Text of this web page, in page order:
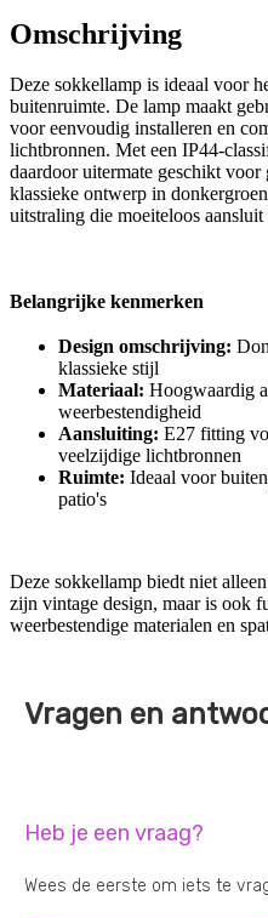
Omschrijving
Deze sokkellamp is ideaal voor
buitenruimte. De lamp maakt
voor eenvoudig installeren en
lichtbronnen. Met een IP44-
daardoor uitermate geschikt
klassieke ontwerp in
uitstraling die moeiteloos
Belangrijke kenmerken
Design omschrijving:
klassieke stijl
Materiaal: Hoogwaardig
weerbestendigheid
Aansluiting: E27 fitting
veelzijdige lichtbronnen
Ruimte: Ideaal voor
patio's
Deze sokkellamp biedt niet
zijn vintage design, maar is ook
weerbestendige materialen en
Vragen en
Heb je een vraag?
Wees de eerste om iets te